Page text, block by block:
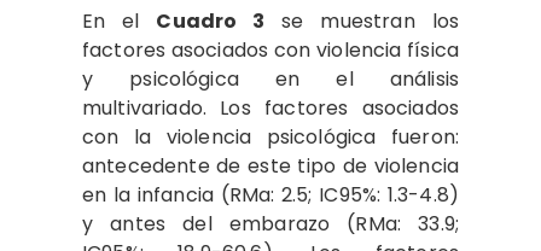
En el Cuadro 3 se muestran los
factores asociados con violencia física
y psicológica en el análisis
multivariado. Los factores asociados
con la violencia psicológica fueron:
antecedente de este tipo de violencia
en la infancia (RMa: 2.5; IC95%: 1.3-4.8)
y antes del embarazo (RMa: 33.9;